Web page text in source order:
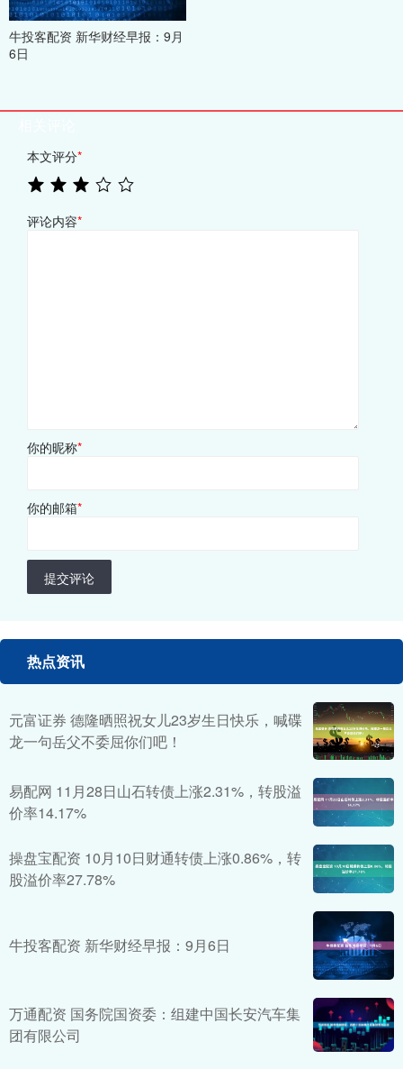
牛投客配资 新华财经早报：9月
6日
本文评分*
评论内容*
你的昵称*
你的邮箱*
提交评论
热点资讯
元富证券 德隆晒照祝女儿23岁生日快乐，喊碟
龙一句岳父不委屈你们吧！
易配网 11月28日山石转债上涨2.31%，转股溢
价率14.17%
操盘宝配资 10月10日财通转债上涨0.86%，转
股溢价率27.78%
牛投客配资 新华财经早报：9月6日
万通配资 国务院国资委：组建中国长安汽车集
团有限公司